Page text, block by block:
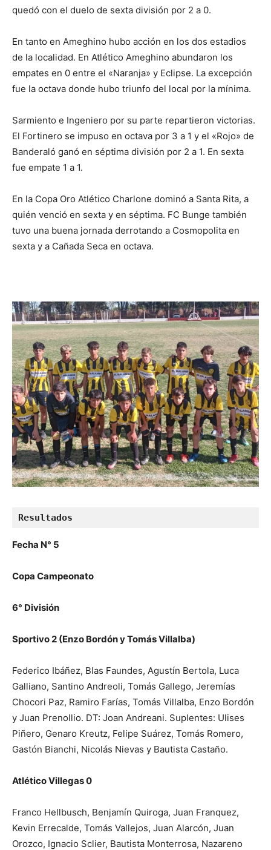
quedó con el duelo de sexta división por 2 a 0.
En tanto en Ameghino hubo acción en los dos estadios
de la localidad. En Atlético Ameghino abundaron los
empates en 0 entre el «Naranja» y Eclipse. La excepción
fue la octava donde hubo triunfo del local por la mínima.
Sarmiento e Ingeniero por su parte repartieron victorias.
El Fortinero se impuso en octava por 3 a 1 y el «Rojo» de
Banderaló ganó en séptima división por 2 a 1. En sexta
fue empate 1 a 1.
En la Copa Oro Atlético Charlone dominó a Santa Rita, a
quién venció en sexta y en séptima. FC Bunge también
tuvo una buena jornada derrotando a Cosmopolita en
sexta y a Cañada Seca en octava.
Resultados
Fecha N° 5
Copa Campeonato
6° División
Sportivo 2 (Enzo Bordón y Tomás Villalba)
Federico Ibáñez, Blas Faundes, Agustín Bertola, Luca
Galliano, Santino Andreoli, Tomás Gallego, Jeremías
Chocori Paz, Ramiro Farías, Tomás Villalba, Enzo Bordón
y Juan Prenollio. DT: Joan Andreani. Suplentes: Ulises
Piñero, Genaro Kreutz, Felipe Suárez, Tomás Romero,
Gastón Bianchi, Nicolás Nievas y Bautista Castaño.
Atlético Villegas 0
Franco Hellbusch, Benjamín Quiroga, Juan Franquez,
Kevin Errecalde, Tomás Vallejos, Juan Alarcón, Juan
Orozco, Ignacio Sclier, Bautista Monterrosa, Nazareno